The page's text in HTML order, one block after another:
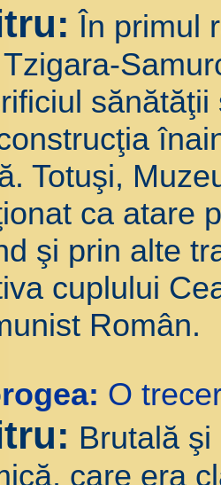
În primul
Totuşi,
ca atare
şi prin alte
cuplului
Român.
O
Brutală
care era